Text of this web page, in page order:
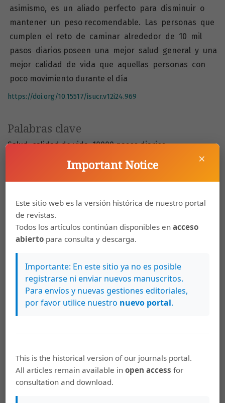
Palabras clave
Salud calidad de vida 10000 pasos diarios
sedentarismo.
Rodríguez Hernández, M. (2012). Caminar 10000 pasos al día
para mantener una buena salud y calidad de vida.
(24). https://doi.org/10.15517/isucr.v12i24.969
Más formatos de cita
asimismo, es un aliado perfecto para disminuir o
mantener un peso recomendable. Las personas que
cumplen el reto de caminar alrededor de 10 mil
pasos diarios poseen una mejor salud general y una
mejor calidad de vida que aquellas personas con
poco movimiento durante el día
https://doi.org/10.15517/isucr.v12i24.969
Descargas
×
Important Notice
Este sitio web es la versión histórica de nuestro portal
de revistas.
Todos los artículos continúan disponibles enacceso
abierto para consulta y descarga.
Importante: En este sitio ya no es posible
registrarse ni enviar nuevos manuscritos.
Para envíos y nuevas gestiones editoriales,
por favor utilice nuestro nuevo portal.
This is the historical version of our journals portal.
All articles remain available inopen access for
consultation and download.